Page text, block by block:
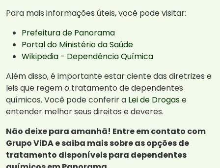
Para mais informações úteis, você pode visitar:
Prefeitura de Panorama
Portal do Ministério da Saúde
Wikipedia - Dependência Química
Além disso, é importante estar ciente das diretrizes e
leis que regem o tratamento de dependentes
químicos. Você pode conferir a Lei de Drogase
entender melhor seus direitos e deveres.
Não deixe para amanhã! Entre em contato com
Grupo ViDA e saiba mais sobre as opções de
tratamento disponíveis para dependentes